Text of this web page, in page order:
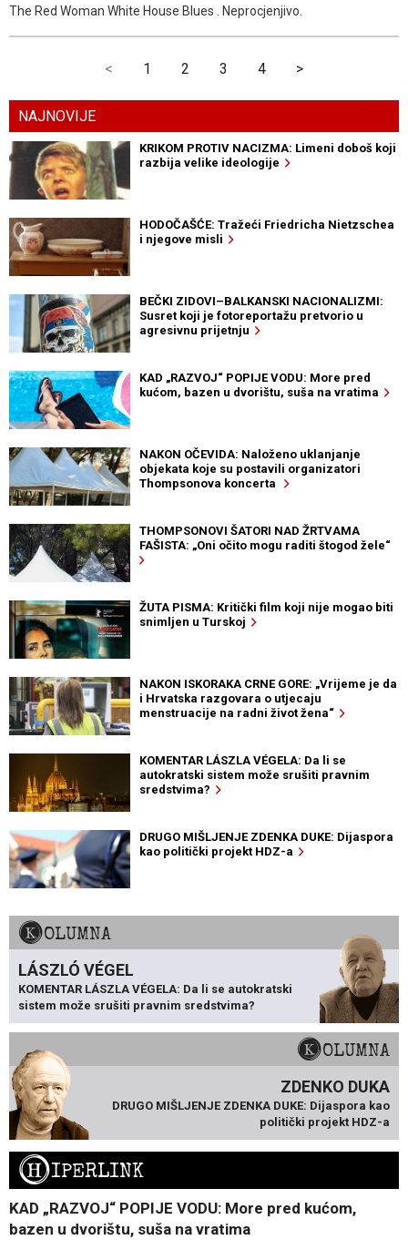
The Red Woman White House Blues . Neprocjenjivo.
< 1 2 3 4 >
NAJNOVIJE
KRIKOM PROTIV NACIZMA: Limeni doboš koji
razbija velike ideologije
HODOČAŠĆE: Tražeći Friedricha Nietzschea
i njegove misli
BEČKI ZIDOVI–BALKANSKI NACIONALIZMI:
Susret koji je fotoreportažu pretvorio u
agresivnu prijetnju
KAD „RAZVOJ“ POPIJE VODU: More pred
kućom, bazen u dvorištu, suša na vratima
NAKON OČEVIDA: Naloženo uklanjanje
objekata koje su postavili organizatori
Thompsonova koncerta
THOMPSONOVI ŠATORI NAD ŽRTVAMA
FAŠISTA: „Oni očito mogu raditi štogod žele“
ŽUTA PISMA: Kritički film koji nije mogao biti
snimljen u Turskoj
NAKON ISKORAKA CRNE GORE: „Vrijeme je da
i Hrvatska razgovara o utjecaju
menstruacije na radni život žena“
KOMENTAR LÁSZLA VÉGELA: Da li se
autokratski sistem može srušiti pravnim
sredstvima?
DRUGO MIŠLJENJE ZDENKA DUKE: Dijaspora
kao politički projekt HDZ-a
KOLUMNA
LÁSZLÓ VÉGEL
KOMENTAR LÁSZLA VÉGELA: Da li se autokratski
sistem može srušiti pravnim sredstvima?
KOLUMNA
ZDENKO DUKA
DRUGO MIŠLJENJE ZDENKA DUKE: Dijaspora kao
politički projekt HDZ-a
HIPERLINK
KAD „RAZVOJ“ POPIJE VODU: More pred kućom,
bazen u dvorištu, suša na vratima